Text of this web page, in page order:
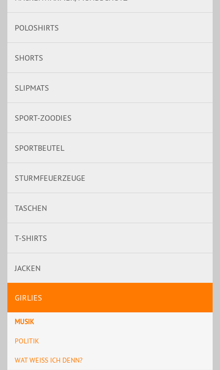
POLOSHIRTS
SHORTS
SLIPMATS
SPORT-ZOODIES
SPORTBEUTEL
STURMFEUERZEUGE
TASCHEN
T-SHIRTS
JACKEN
GIRLIES
MUSIK
POLITIK
WAT WEISS ICH DENN?